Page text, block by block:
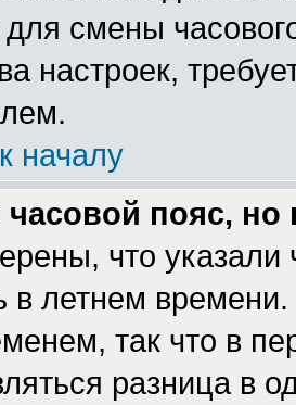
для смены
настроек,
началу
пояс,
что указали
в летнем
так что в
разница в